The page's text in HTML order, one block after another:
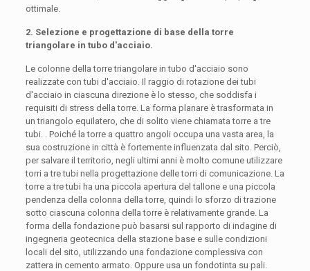
ottimale.
2. Selezione e progettazione di base della torre
triangolare in tubo d'acciaio.
Le colonne della torre triangolare in tubo d'acciaio sono
realizzate con tubi d'acciaio. Il raggio di rotazione dei tubi
d'acciaio in ciascuna direzione è lo stesso, che soddisfa i
requisiti di stress della torre. La forma planare è trasformata in
un triangolo equilatero, che di solito viene chiamata torre a tre
tubi. . Poiché la torre a quattro angoli occupa una vasta area, la
sua costruzione in città è fortemente influenzata dal sito. Perciò,
per salvare il territorio, negli ultimi anni è molto comune utilizzare
torri a tre tubi nella progettazione delle torri di comunicazione. La
torre a tre tubi ha una piccola apertura del tallone e una piccola
pendenza della colonna della torre, quindi lo sforzo di trazione
sotto ciascuna colonna della torre è relativamente grande. La
forma della fondazione può basarsi sul rapporto di indagine di
ingegneria geotecnica della stazione base e sulle condizioni
locali del sito, utilizzando una fondazione complessiva con
zattera in cemento armato. Oppure usa un fondotinta su pali.